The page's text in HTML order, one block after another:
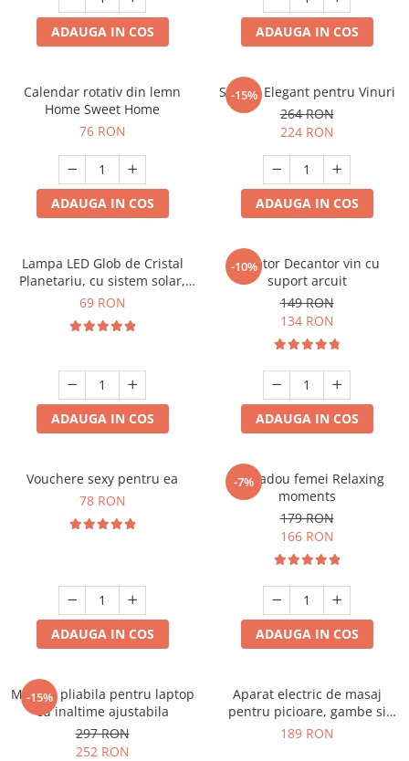
ADAUGA IN COS ADAUGA IN COS
Calendar rotativ din lemn
Home Sweet Home
76 RON
ADAUGA IN COS
-15%
Suport Elegant pentru Vinuri
264 RON
224 RON
ADAUGA IN COS
Lampa LED Glob de Cristal
Planetariu, cu sistem solar,
cadou captivant
69 RON
ADAUGA IN COS
-10%
Aerator Decantor vin cu
suport arcuit
149 RON
134 RON
ADAUGA IN COS
Vouchere sexy pentru ea
78 RON
ADAUGA IN COS
-7%
Set cadou femei Relaxing
moments
179 RON
166 RON
ADAUGA IN COS
-15%
Masuta pliabila pentru laptop
cu inaltime ajustabila
297 RON
252 RON
Aparat electric de masaj
pentru picioare, gambe si
brate
189 RON